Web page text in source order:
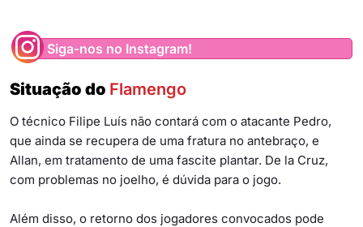
Siga-nos no Instagram!
Situação do Flamengo
O técnico Filipe Luís não contará com o atacante Pedro,
que ainda se recupera de uma fratura no antebraço, e
Allan, em tratamento de uma fascite plantar. De la Cruz,
com problemas no joelho, é dúvida para o jogo.
Além disso, o retorno dos jogadores convocados pode